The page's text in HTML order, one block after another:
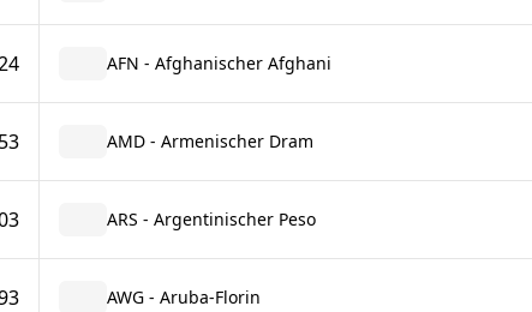
AFN - Afghanischer Afghani
AMD - Armenischer Dram
ARS - Argentinischer Peso
AWG - Aruba-Florin